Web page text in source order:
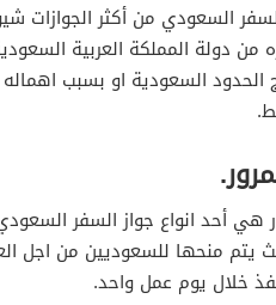
السعودي من أكثر الجوازات
من دولة المملكة العربية
الحدود السعودية او بسبب
هي أحد انواع جواز السفر
يتم منحها للسعوديين من اجل
خلال يوم عمل واحد.